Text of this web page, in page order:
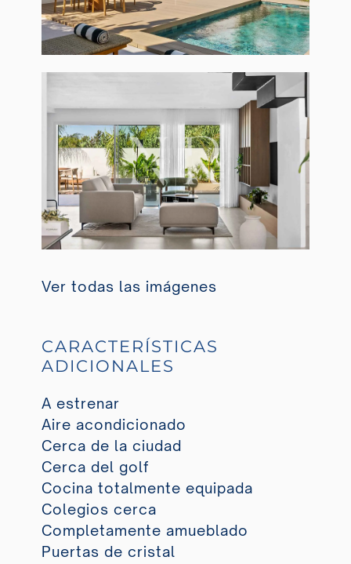
Ver todas las imágenes
CARACTERÍSTICAS
ADICIONALES
A estrenar
Aire acondicionado
Cerca de la ciudad
Cerca del golf
Cocina totalmente equipada
Colegios cerca
Completamente amueblado
Puertas de cristal